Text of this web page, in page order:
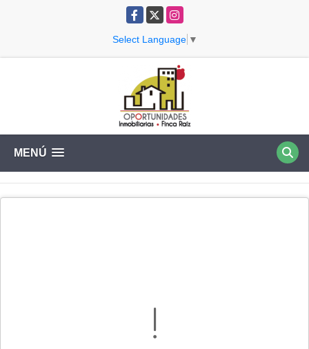
Facebook
X Instagram
Select Language ▼
MENÚ